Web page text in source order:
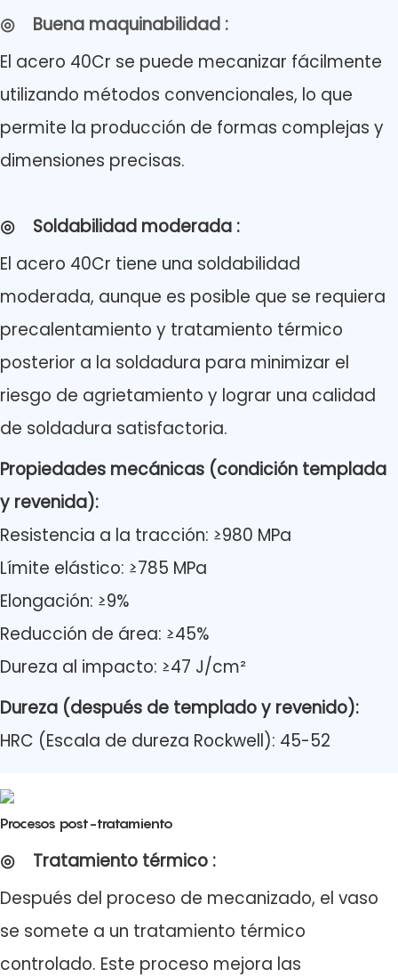
◎ Buena maquinabilidad :
El acero 40Cr se puede mecanizar fácilmente
utilizando métodos convencionales, lo que
permite la producción de formas complejas y
dimensiones precisas.
◎ Soldabilidad moderada :
El acero 40Cr tiene una soldabilidad
moderada, aunque es posible que se requiera
precalentamiento y tratamiento térmico
posterior a la soldadura para minimizar el
riesgo de agrietamiento y lograr una calidad
de soldadura satisfactoria.
Propiedades mecánicas (condición templada
y revenida):
Resistencia a la tracción: ≥980 MPa
Límite elástico: ≥785 MPa
Elongación: ≥9%
Reducción de área: ≥45%
Dureza al impacto: ≥47 J/cm²
Dureza (después de templado y revenido):
HRC (Escala de dureza Rockwell): 45-52
Procesos post-tratamiento
◎ Tratamiento térmico :
Después del proceso de mecanizado, el vaso
se somete a un tratamiento térmico
controlado. Este proceso mejora las